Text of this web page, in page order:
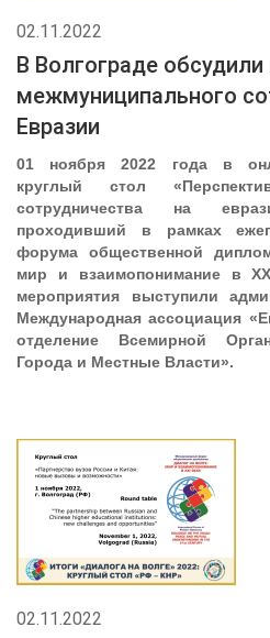
02.11.2022
В Волгограде
межмуниципального
Евразии
01 ноября 2022 года в
круглый стол
сотрудничества на
проходивший в рамках
форума общественной
мир и взаимопонимание в
мероприятия выступили
Международная ассоциация
отделение Всемирной
Города и Местные Власти».
02.11.2022